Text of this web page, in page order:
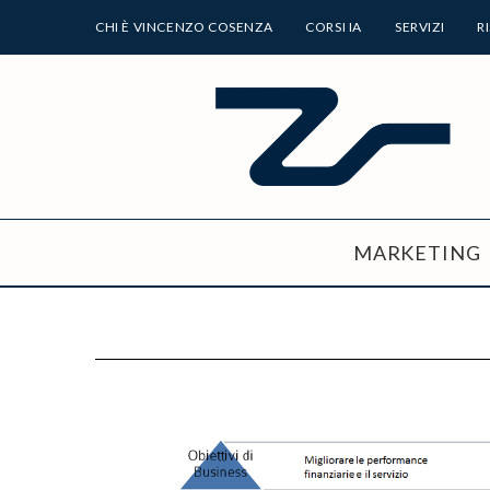
CHI È VINCENZO COSENZA CORSI IA SERVIZI
MARKETING